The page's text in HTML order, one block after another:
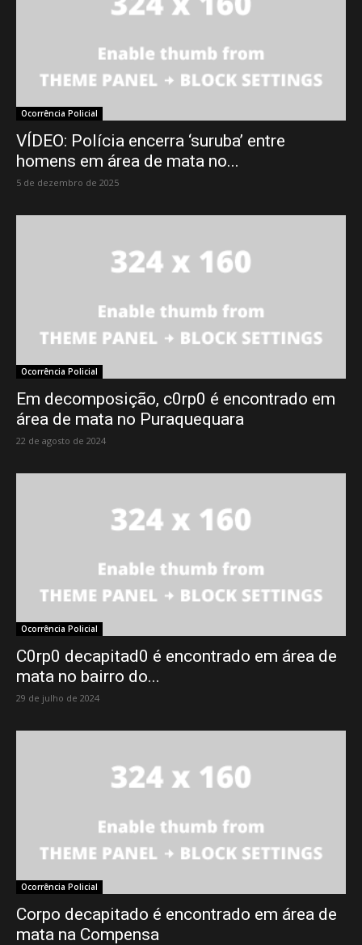
Ocorrência Policial
VÍDEO: Polícia encerra ‘suruba’ entre
homens em área de mata no...
5 de dezembro de 2025
Ocorrência Policial
Em decomposição, c0rp0 é encontrado em
área de mata no Puraquequara
22 de agosto de 2024
Ocorrência Policial
C0rp0 decapitad0 é encontrado em área de
mata no bairro do...
29 de julho de 2024
Ocorrência Policial
Corpo decapitado é encontrado em área de
mata na Compensa